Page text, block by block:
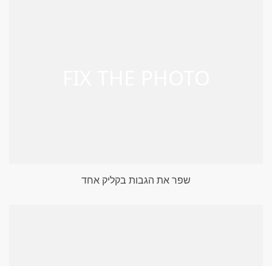
שפר את הגבות בקליק אחד